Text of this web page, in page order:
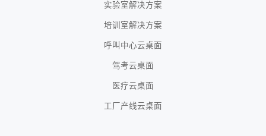
实验室解决方案
培训室解决方案
呼叫中心云桌面
驾考云桌面
医疗云桌面
工厂产线云桌面